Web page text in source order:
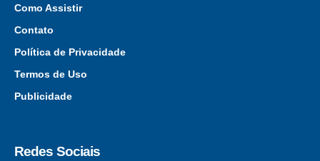
Como Assistir
Contato
Política de Privacidade
Termos de Uso
Publicidade
Redes Sociais